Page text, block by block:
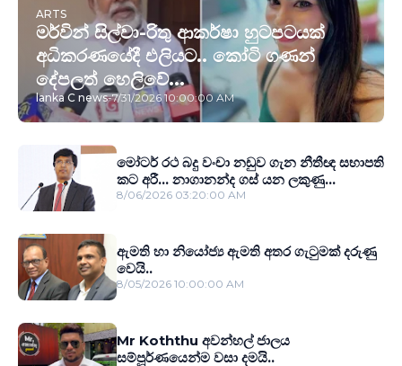
ARTS
මර්වින් සිල්වා-රිතු ආකර්ෂා හුටපටයක්
අධිකරණයේදී එලියට.. කෝටි ගණන්
දේපලත් හෙලිවේ...
lanka C news-7/31/2026 10:00:00 AM
මෝටර් රථ බදු වංචා නඩුව ගැන නීතීඥ සභාපති
කට අරී... නාගානන්ද ගස් යන ලකුණු...
8/06/2026 03:20:00 AM
ඇමති හා නියෝජ්‍ය ඇමති අතර ගැටුමක් දරුණු
වෙයි..
8/05/2026 10:00:00 AM
Mr Koththu අවන්හල් ජාලය
සම්පූර්ණයෙන්ම වසා දමයි..